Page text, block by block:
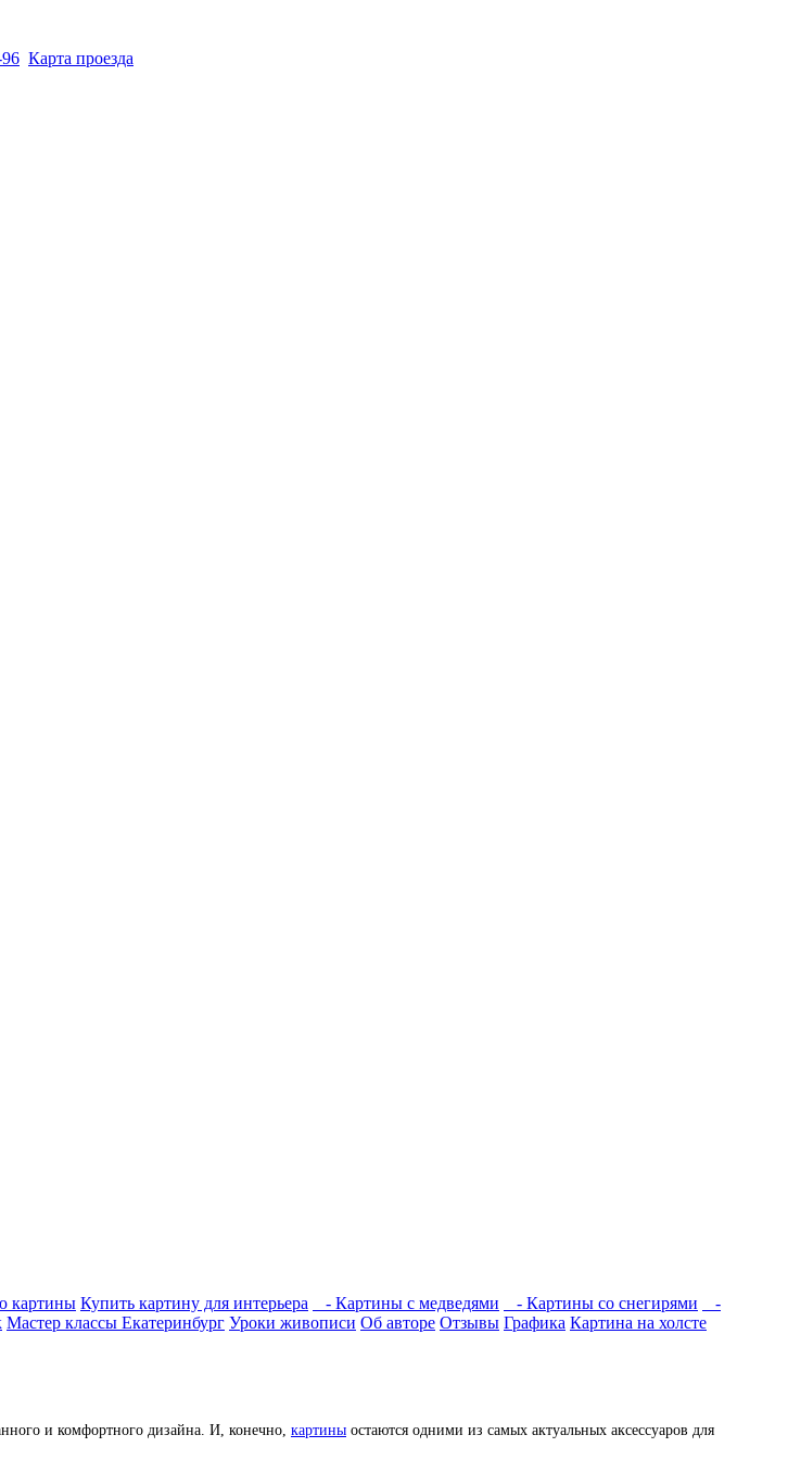
Карта проезда
картины Купить картину для интерьера - Картины с медведями - Картины со снегирями
-
Мастер классы Екатеринбург Уроки живописи Об авторе Отзывы Графика Картина на холсте
и комфортного дизайна. И, конечно, картины остаются одними из самых актуальных аксессуаров для